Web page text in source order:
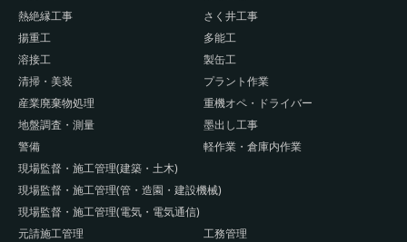
熱絶縁工事
さく井工事
揚重工
多能工
溶接工
製缶工
清掃・美装
プラント作業
産業廃棄物処理
重機オペ・ドライバー
地盤調査・測量
墨出し工事
警備
軽作業・倉庫内作業
現場監督・施工管理(建築・土木)
現場監督・施工管理(管・造園・建設機械)
現場監督・施工管理(電気・電気通信)
元請施工管理
工務管理